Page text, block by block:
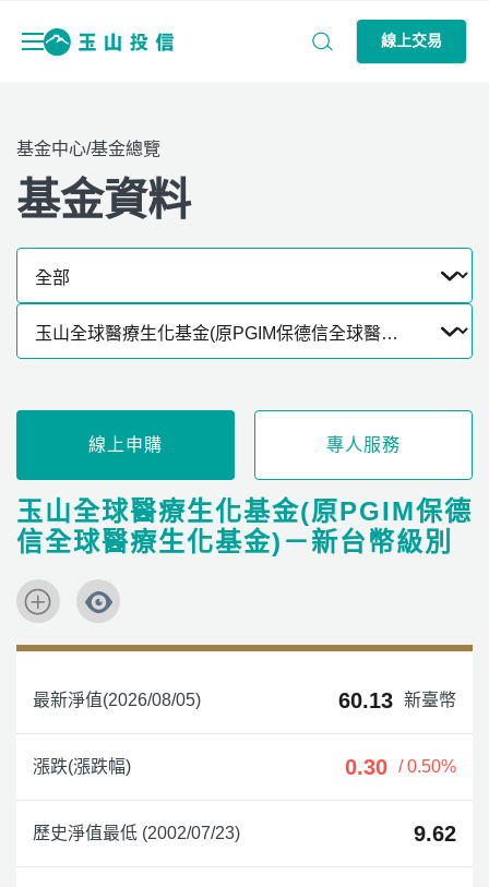
線上交易
基金中心/基金總覽
基金資料
專人服務
線上申購
玉山全球醫療生化基金(原PGIM保德
信全球醫療生化基金)－新台幣級別
最新淨值(2026/08/05) 60.13 新臺幣
漲跌(漲跌幅) 0.30 / 0.50%
歷史淨值最低 (2002/07/23) 9.62